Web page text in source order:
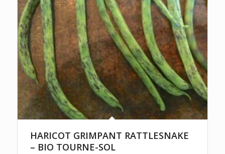
HARICOT GRIMPANT RATTLESNAKE
– BIO TOURNE-SOL